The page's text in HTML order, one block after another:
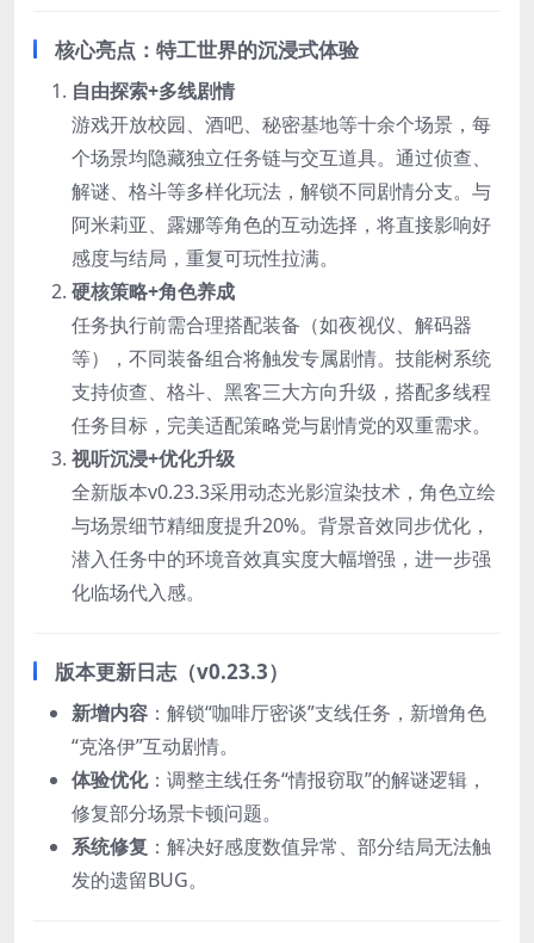
核心亮点：特工世界的沉浸式体验
自由探索+多线剧情
游戏开放校园、酒吧、秘密基地等十余个场景，每
个场景均隐藏独立任务链与交互道具。通过侦查、
解谜、格斗等多样化玩法，解锁不同剧情分支。与
阿米莉亚、露娜等角色的互动选择，将直接影响好
感度与结局，重复可玩性拉满。
硬核策略+角色养成
任务执行前需合理搭配装备（如夜视仪、解码器
等），不同装备组合将触发专属剧情。技能树系统
支持侦查、格斗、黑客三大方向升级，搭配多线程
任务目标，完美适配策略党与剧情党的双重需求。
视听沉浸+优化升级
全新版本v0.23.3采用动态光影渲染技术，角色立绘
与场景细节精细度提升20%。背景音效同步优化，
潜入任务中的环境音效真实度大幅增强，进一步强
化临场代入感。
版本更新日志（v0.23.3）​
新增内容 ：解锁“咖啡厅密谈”支线任务，新增角色
“克洛伊”互动剧情。
体验优化：调整主线任务“情报窃取”的解谜逻辑，
修复部分场景卡顿问题。
系统修复 ：解决好感度数值异常、部分结局无法触
发的遗留BUG。